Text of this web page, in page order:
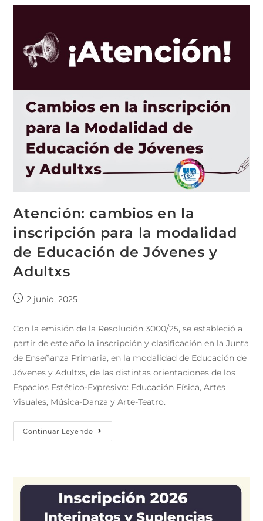
Atención: cambios en la
inscripción para la modalidad
de Educación de Jóvenes y
Adultxs
2 junio, 2025
Con la emisión de la Resolución 3000/25, se estableció a
partir de este año la inscripción y clasificación en la Junta
de Enseñanza Primaria, en la modalidad de Educación de
Jóvenes y Adultxs, de las distintas orientaciones de los
Espacios Estético-Expresivo: Educación Física, Artes
Visuales, Música-Danza y Arte-Teatro.
Continuar Leyendo